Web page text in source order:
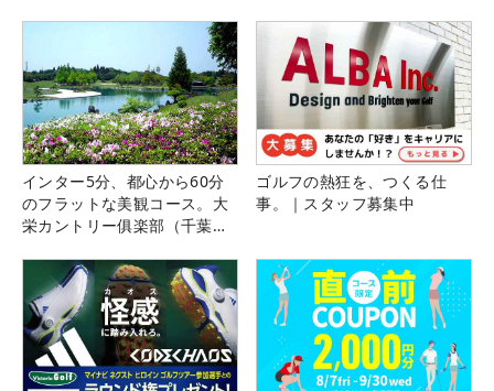
インター5分、都心から60分
のフラットな美観コース。大
栄カントリー俱楽部（千葉
ゴルフの熱狂を、つくる仕
事。｜スタッフ募集中